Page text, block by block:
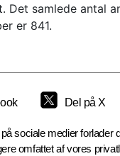
samlede antal
er 841.
Del på X
sociale medier forlader
omfattet af vores